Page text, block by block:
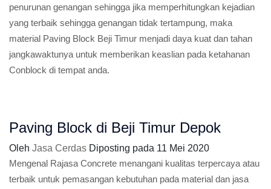
penurunan genangan sehingga jika memperhitungkan kejadian
yang terbaik sehingga genangan tidak tertampung, maka
material Paving Block Beji Timur menjadi daya kuat dan tahan
jangkawaktunya untuk memberikan keaslian pada ketahanan
Conblock di tempat anda.
Paving Block di Beji Timur Depok
Oleh Jasa Cerdas Diposting pada 11 Mei 2020
Mengenal Rajasa Concrete menangani kualitas terpercaya atau
terbaik untuk pemasangan kebutuhan pada material dan jasa